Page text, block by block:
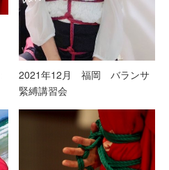
2021年12月 福岡 バランサ
緊縛講習会